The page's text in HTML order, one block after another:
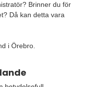
Brinner du för
Då kan detta vara
i Örebro.